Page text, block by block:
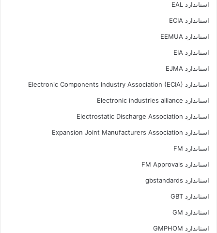
استاندارد EAL
استاندارد ECIA
استاندارد EEMUA
استاندارد EIA
استاندارد EJMA
استاندارد Electronic Components Industry Association (ECIA)
استاندارد Electronic industries alliance
استاندارد Electrostatic Discharge Association
استاندارد Expansion Joint Manufacturers Association
استاندارد FM
استاندارد FM Approvals
استاندارد gbstandards
استاندارد GBT
استاندارد GM
استاندارد GMPHOM